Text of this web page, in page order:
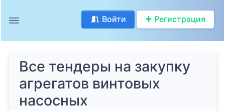
Войти Регистрация
Все тендеры на закупку
агрегатов винтовых
насосных